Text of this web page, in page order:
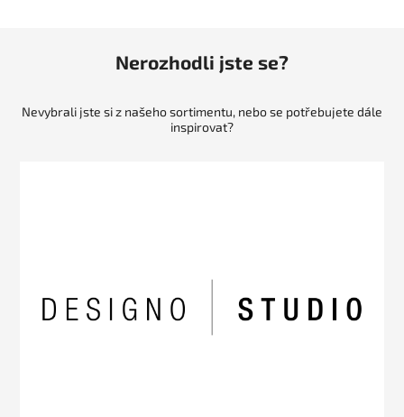
Nerozhodli jste se?
Nevybrali jste si z našeho sortimentu, nebo se potřebujete dále
inspirovat?